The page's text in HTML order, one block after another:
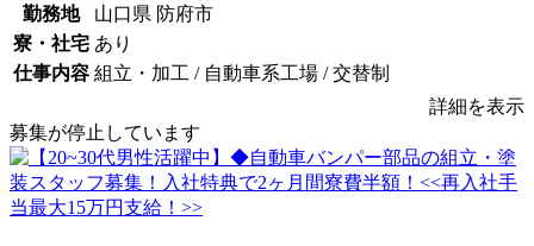
勤務地
山口県 防府市
寮・社宅 あり
仕事内容 組立・加工 / 自動車系工場 / 交替制
詳細を表示
募集が停止しています